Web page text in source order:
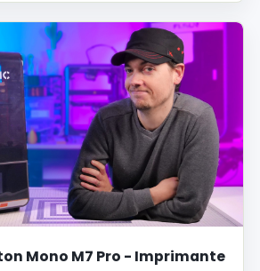
Mono M7 Pro - Imprimante